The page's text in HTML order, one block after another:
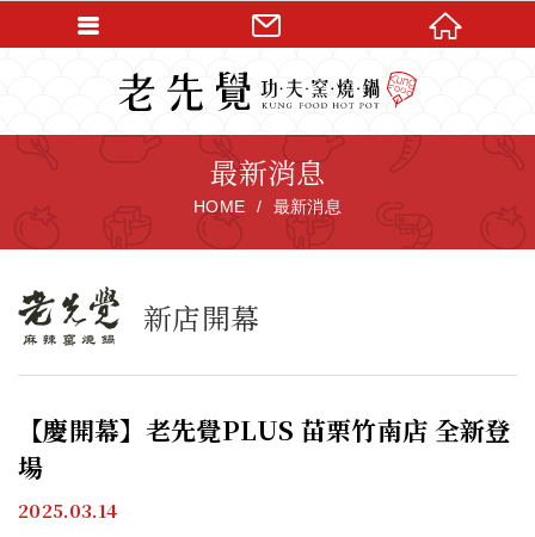
最新消息
HOME 最新消息
新店開幕
【慶開幕】老先覺PLUS 苗栗竹南店 全新登
場
2025.03.14